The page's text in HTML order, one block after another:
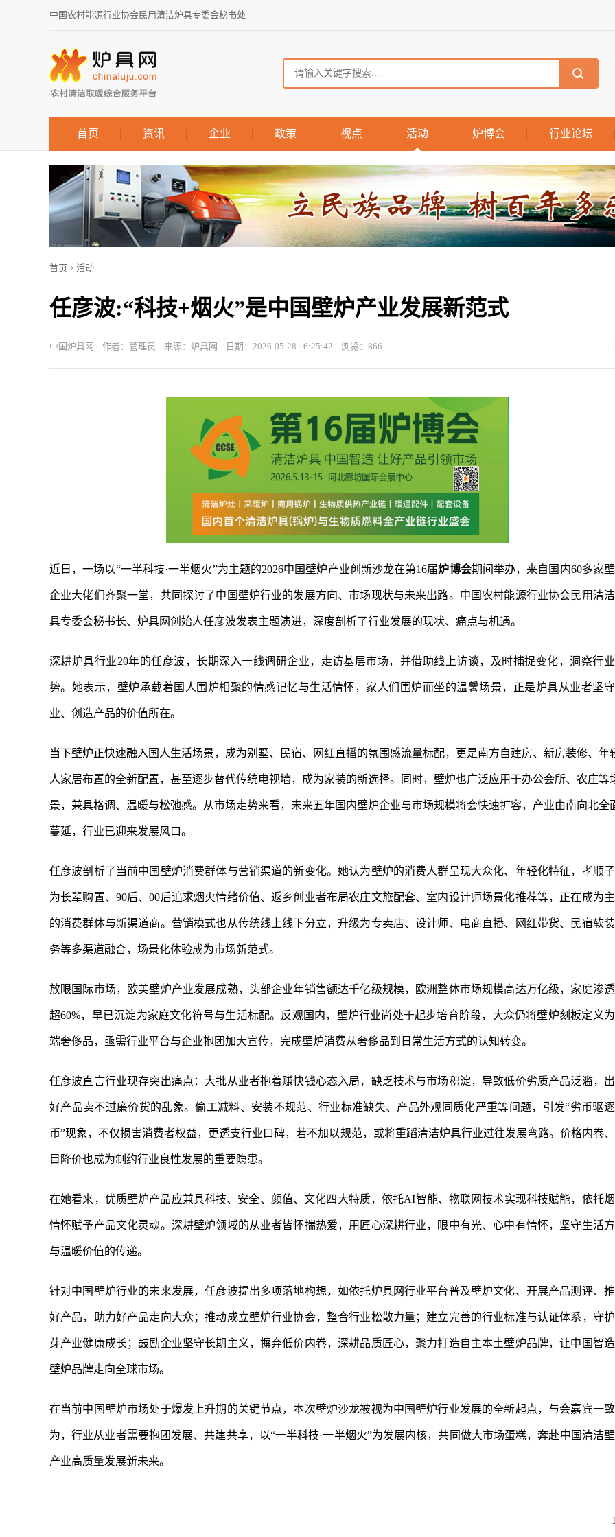
中国农村能源行业协会民用清洁炉具专委会秘书处
首页 资讯 企业 政策 视点 活动 炉博会 行业论坛
首页 > 活动
任彦波:“科技+烟火”是中国壁炉产业发展新范式
中国炉具网 作者：管理员 来源：炉具网 日期：2026-05-28 16:25:42 浏览：866
近日，一场以“一半科技·一半烟火”为主题的2026中国壁炉产业创新沙龙在第16届炉博会期间举办，来自国内60多家
企业大佬们齐聚一堂，共同探讨了中国壁炉行业的发展方向、市场现状与未来出路。中国农村能源行业协会民用清
具专委会秘书长、炉具网创始人任彦波发表主题演进，深度剖析了行业发展的现状、痛点与机遇。
深耕炉具行业20年的任彦波，长期深入一线调研企业，走访基层市场，并借助线上访谈，及时捕捉变化，洞察行
势。她表示，壁炉承载着国人围炉相聚的情感记忆与生活情怀，家人们围炉而坐的温馨场景，正是炉具从业者坚
业、创造产品的价值所在。
当下壁炉正快速融入国人生活场景，成为别墅、民宿、网红直播的氛围感流量标配，更是南方自建房、新房装修、年
人家居布置的全新配置，甚至逐步替代传统电视墙，成为家装的新选择。同时，壁炉也广泛应用于办公会所、农庄等
景，兼具格调、温暖与松弛感。从市场走势来看，未来五年国内壁炉企业与市场规模将会快速扩容，产业由南向北全
蔓延，行业已迎来发展风口。
任彦波剖析了当前中国壁炉消费群体与营销渠道的新变化。她认为壁炉的消费人群呈现大众化、年轻化特征，孝顺
为长辈购置、90后、00后追求烟火情绪价值、返乡创业者布局农庄文旅配套、室内设计师场景化推荐等，正在成为
的消费群体与新渠道商。营销模式也从传统线上线下分立，升级为专卖店、设计师、电商直播、网红带货、民宿软
务等多渠道融合，场景化体验成为市场新范式。
放眼国际市场，欧美壁炉产业发展成熟，头部企业年销售额达千亿级规模，欧洲整体市场规模高达万亿级，家庭渗
超60%，早已沉淀为家庭文化符号与生活标配。反观国内，壁炉行业尚处于起步培育阶段，大众仍将壁炉刻板定义
端奢侈品，亟需行业平台与企业抱团加大宣传，完成壁炉消费从奢侈品到日常生活方式的认知转变。
任彦波直言行业现存突出痛点：大批从业者抱着赚快钱心态入局，缺乏技术与市场积淀，导致低价劣质产品泛滥，
好产品卖不过廉价货的乱象。偷工减料、安装不规范、行业标准缺失、产品外观同质化严重等问题，引发“劣币驱
币”现象，不仅损害消费者权益，更透支行业口碑，若不加以规范，或将重蹈清洁炉具行业过往发展弯路。价格内卷
目降价也成为制约行业良性发展的重要隐患。
在她看来，优质壁炉产品应兼具科技、安全、颜值、文化四大特质，依托AI智能、物联网技术实现科技赋能，依托
情怀赋予产品文化灵魂。深耕壁炉领域的从业者皆怀揣热爱，用匠心深耕行业，眼中有光、心中有情怀，坚守生活
与温暖价值的传递。
针对中国壁炉行业的未来发展，任彦波提出多项落地构想，如依托炉具网行业平台普及壁炉文化、开展产品测评、
好产品，助力好产品走向大众；推动成立壁炉行业协会，整合行业松散力量；建立完善的行业标准与认证体系，守
芽产业健康成长；鼓励企业坚守长期主义，摒弃低价内卷，深耕品质匠心，聚力打造自主本土壁炉品牌，让中国智
壁炉品牌走向全球市场。
在当前中国壁炉市场处于爆发上升期的关键节点，本次壁炉沙龙被视为中国壁炉行业发展的全新起点，与会嘉宾一
为，行业从业者需要抱团发展、共建共享，以“一半科技·一半烟火”为发展内核，共同做大市场蛋糕，奔赴中国清洁
产业高质量发展新未来。